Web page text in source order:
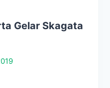
Gelar Skagata